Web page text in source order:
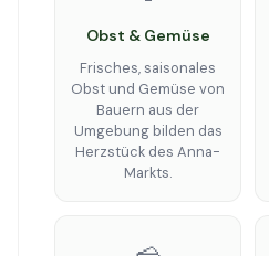
Obst & Gemüse
Frisches, saisonales
Obst und Gemüse von
Bauern aus der
Umgebung bilden das
Herzstück des Anna-
Markts.